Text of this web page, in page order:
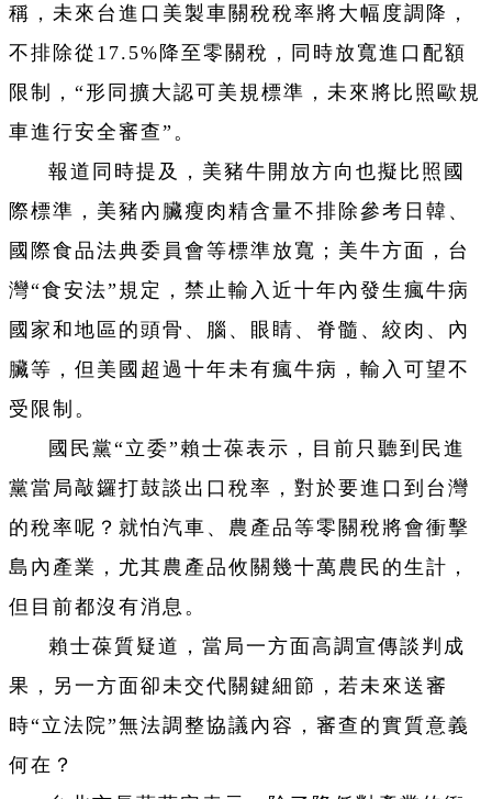
稱，未來台進口美製車關稅稅率將大幅度調降，
不排除從17.5%降至零關稅，同時放寬進口配額
限制，“形同擴大認可美規標準，未來將比照歐規
車進行安全審查”。
報道同時提及，美豬牛開放方向也擬比照國
際標準，美豬內臟瘦肉精含量不排除參考日韓、
國際食品法典委員會等標準放寬；美牛方面，台
灣“食安法”規定，禁止輸入近十年內發生瘋牛病
國家和地區的頭骨、腦、眼睛、脊髓、絞肉、內
臟等，但美國超過十年未有瘋牛病，輸入可望不
受限制。
國民黨“立委”賴士葆表示，目前只聽到民進
黨當局敲鑼打鼓談出口稅率，對於要進口到台灣
的稅率呢？就怕汽車、農產品等零關稅將會衝擊
島內產業，尤其農產品攸關幾十萬農民的生計，
但目前都沒有消息。
賴士葆質疑道，當局一方面高調宣傳談判成
果，另一方面卻未交代關鍵細節，若未來送審
時“立法院”無法調整協議內容，審查的實質意義
何在？